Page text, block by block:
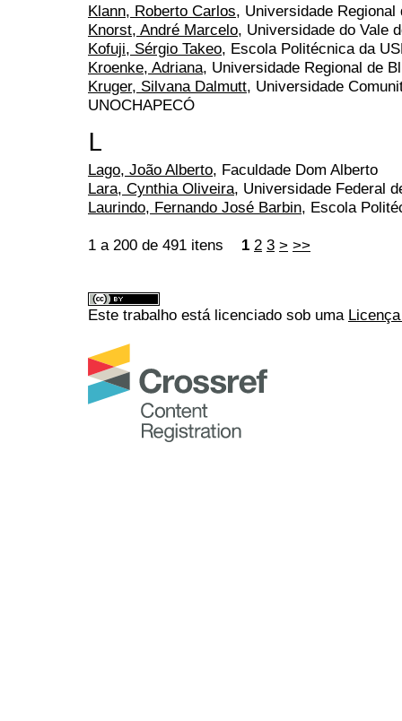
Klann, Roberto Carlos, Universidade Regional
Knorst, André Marcelo, Universidade do Vale
Kofuji, Sérgio Takeo, Escola Politécnica da
Kroenke, Adriana, Universidade Regional de
Kruger, Silvana Dalmutt, Universidade
UNOCHAPECÓ
L
Lago, João Alberto, Faculdade Dom Alberto
Lara, Cynthia Oliveira, Universidade Federal
Laurindo, Fernando José Barbin, Escola
1 a 200 de 491 itens 1 2 3 > >>
Este trabalho está licenciado sob uma